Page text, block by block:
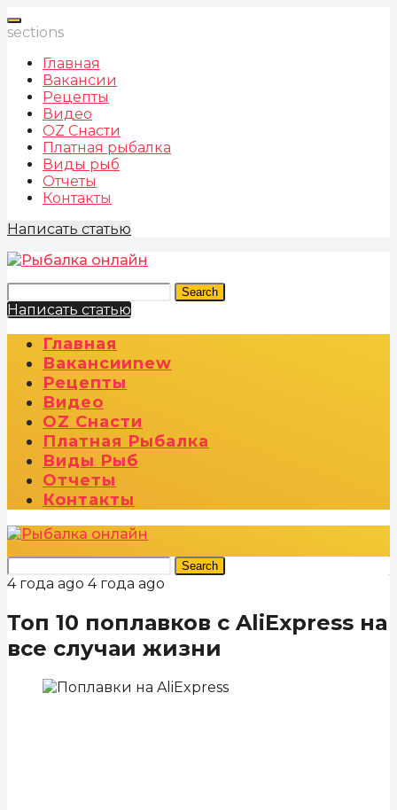
sections
Главная
Вакансии
Рецепты
Видео
OZ Снасти
Платная рыбалка
Виды рыб
Отчеты
Контакты
Написать статью
Search
Написать статью
Главная
ВакансииNew
Рецепты
Видео
OZ Снасти
Платная Рыбалка
Виды Рыб
Отчеты
Контакты
Search
4 года ago 4 года ago
Топ 10 поплавков с AliExpress на
все случаи жизни